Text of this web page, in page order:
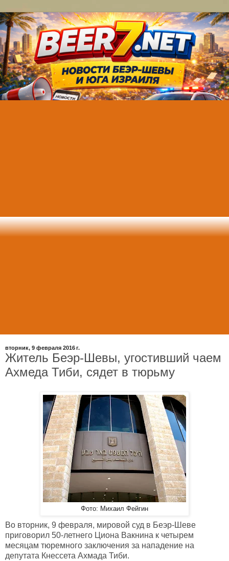
вторник, 9 февраля 2016 г.
Житель Беэр-Шевы, угостивший чаем
Ахмеда Тиби, сядет в тюрьму
Фото: Михаил Фейгин
Во вторник, 9 февраля, мировой суд в Беэр-Шеве
приговорил 50-летнего Циона Вакнина к четырем
месяцам тюремного заключения за нападение на
депутата Кнессета Ахмада Тиби.